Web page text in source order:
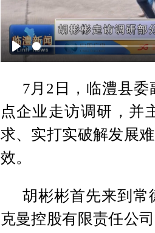
Play
7月2日，临澧县
点企业走访调研，并
求、实打实破解发展
效。
胡彬彬首先来到常
克曼控股有限责任公